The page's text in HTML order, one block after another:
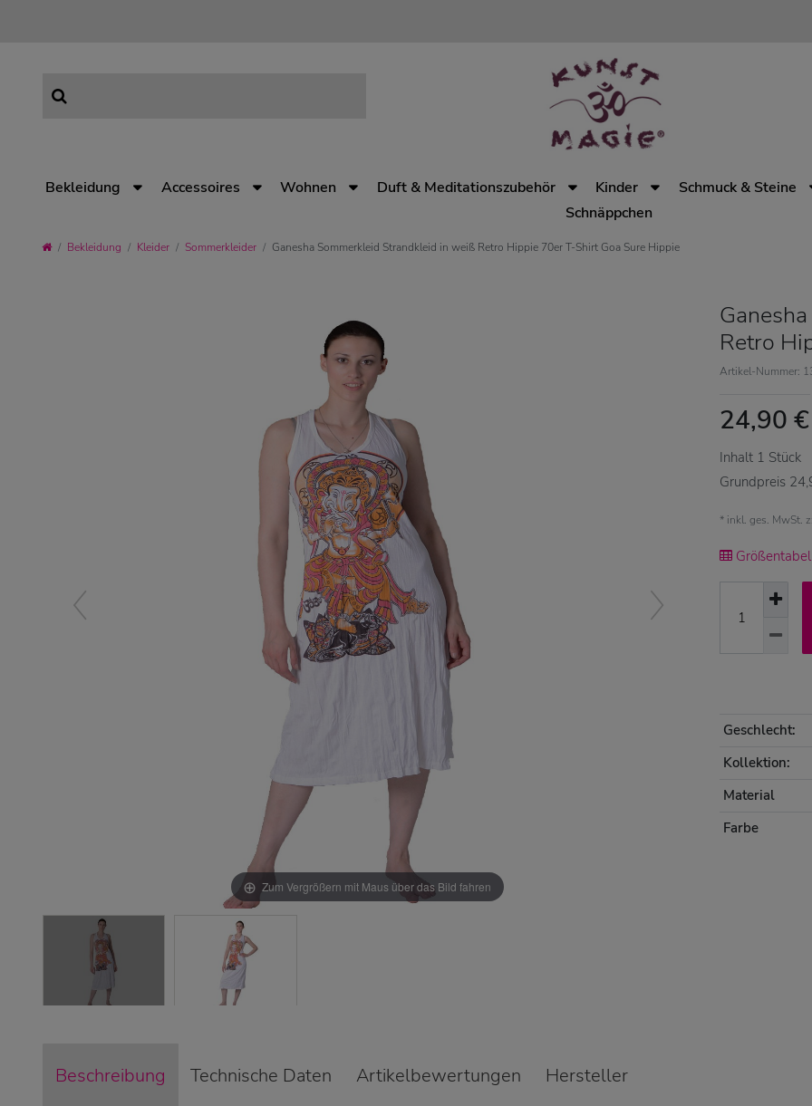
Bekleidung Accessoires Wohnen Duft & Meditationszubehör Kinder
Schmuck & Steine
Schnäppchen
Bekleidung Kleider Sommerkleider Ganesha Sommerkleid Strandkleid in weiß Retro Hippie 70er T-Shirt Goa Sure Hippie
Zum Vergrößern mit Maus über das Bild fahren
Retro
Artikel-Nummer:
24,90
Inhalt 1 Stück
Grundpreis
* inkl. ges. MwSt.
Geschlecht:
Kollektion:
Material
Farbe
Beschreibung Technische Daten Artikelbewertungen Hersteller